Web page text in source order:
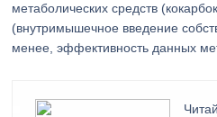
метаболических средств
(внутримышечное введение
менее, эффективность данных